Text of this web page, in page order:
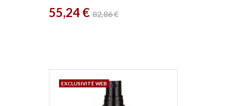
Samopar
Prix
55,24 €Prix
82,86 €
EXCLUSIVITÉ WEB